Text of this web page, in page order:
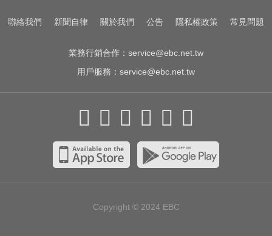
慈濟採購BNT疫苗被詐10億！醫：4
聯絡我們 新聞自律 關於我們 公告 隱私權政策 常見問題
業務行銷合作： service@ebc.net.tw
用戶服務： service@ebc.net.tw
Copyright © 2024 EBC